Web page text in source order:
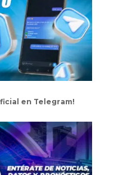
en Telegram!